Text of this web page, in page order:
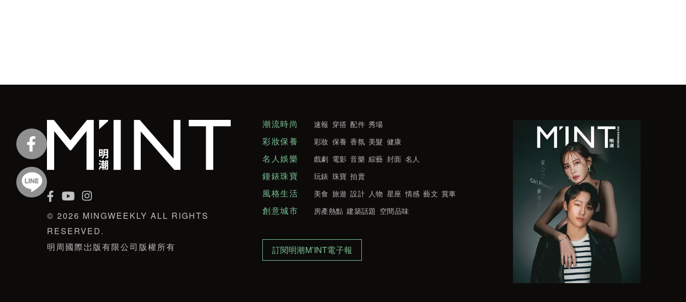
© 2026 MINGWEEKLY ALL RIGHTS
RESERVED.
明周國際岀版有限公司版權所有
潮流時尚 速報 穿搭 配件 秀場
彩妝保養 彩妝 保養 香氛 美髮 健康
名人娛樂 戲劇 電影 音樂 綜藝 封面 名人
鐘錶珠寶 玩錶 珠寶 拍賣
風格生活 美食 旅遊 設計 人物 星座 情感 藝文 賞車
創意城市 房產熱點 建築話題 空間品味
訂閱明潮M’INT電子報